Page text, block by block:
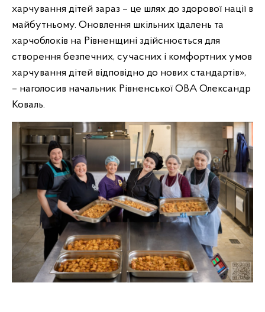
харчування дітей зараз – це шлях до здорової нації в
майбутньому. Оновлення шкільних їдалень та
харчоблоків на Рівненщині здійснюється для
створення безпечних, сучасних і комфортних умов
харчування дітей відповідно до нових стандартів»,
– наголосив начальник Рівненської ОВА Олександр
Коваль.